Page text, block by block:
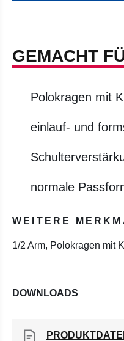
GEMACHT
Polokragen mit
einlauf- und
normale
WEITERE
1/2 Arm, Polokragen mit
DOWNLOADS